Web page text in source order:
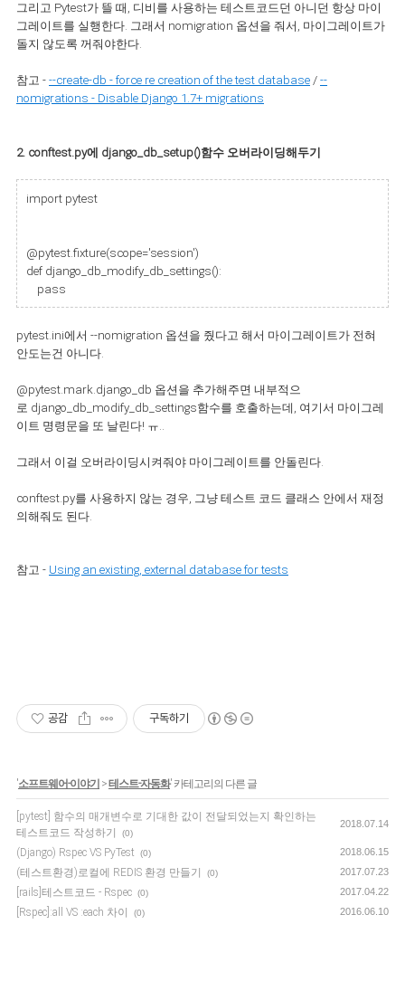
그리고 Pytest가 뜰 때, 디비를 사용하는 테스트코드던 아니던 항상 마이
그레이트를 실행한다. 그래서 nomigration 옵션을 줘서, 마이그레이트가
돌지 않도록 꺼줘야한다.
참고 - --create-db - force re creation of the test database / --
nomigrations - Disable Django 1.7+ migrations
2. conftest.py에 django_db_setup()함수 오버라이딩해두기
import pytest
@pytest.fixture(scope='session')
def django_db_modify_db_settings():
pass
pytest.ini에서 --nomigration 옵션을 줬다고 해서 마이그레이트가 전혀
안도는건 아니다.
@pytest.mark.django_db 옵션을 추가해주면 내부적으
로 django_db_modify_db_settings함수를 호출하는데, 여기서 마이그레
이트 명령문을 또 날린다! ㅠ..
그래서 이걸 오버라이딩시켜줘야 마이그레이트를 안돌린다.
conftest.py를 사용하지 않는 경우, 그냥 테스트 코드 클래스 안에서 재정
의해줘도 된다.
참고 - Using an existing, external database for tests
공감 구독하기
'소프트웨어-이야기 >테스트-자동화' 카테고리의 다른 글
[pytest] 함수의 매개변수로 기대한 값이 전달되었는지 확인하는
테스트코드 작성하기
(0)
2018.07.14
(Django) Rspec VS PyTest (0) 2018.06.15
(테스트환경)로컬에 REDIS 환경 만들기 (0) 2017.07.23
[rails]테스트코드 - Rspec (0) 2017.04.22
[Rspec]:all VS :each 차이 (0) 2016.06.10